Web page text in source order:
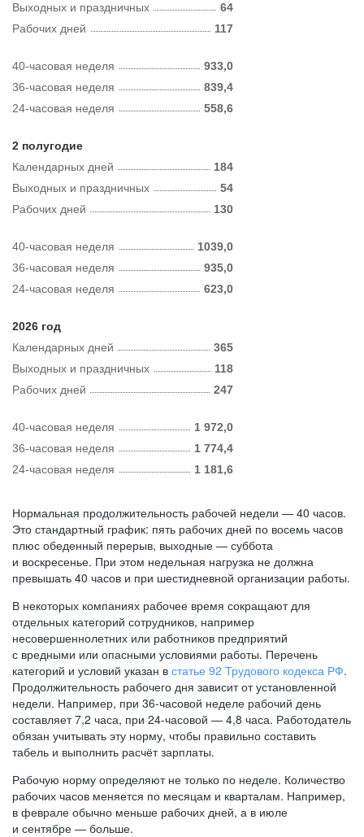
Рабочих дней 117
Выходных и праздничных 64
40-часовая неделя
933,0
36-часовая неделя
839,4
24-часовая неделя
558,6
2 полугодие
Календарных дней
184
Рабочих дней 130
Выходных и праздничных 54
40-часовая неделя
1039,0
36-часовая неделя
935,0
24-часовая неделя
623,0
2026 год
Календарных дней
365
Рабочих дней 247
Выходных и праздничных 118
40-часовая неделя
1 972,0
36-часовая неделя
1 774,4
24-часовая неделя
1 181,6
Нормальная продолжительность рабочей недели — 40 часов.
Это стандартный график: пять рабочих дней по восемь часов
плюс обеденный перерыв, выходные — суббота
и воскресенье. При этом недельная нагрузка не должна
превышать 40 часов и при шестидневной организации работы.
В некоторых компаниях рабочее время сокращают для
отдельных категорий сотрудников, например
несовершеннолетних или работников предприятий
с вредными или опасными условиями работы. Перечень
категорий и условий указан в статье 92 Трудового кодекса РФ.
Продолжительность рабочего дня зависит от установленной
недели. Например, при 36-часовой неделе рабочий день
составляет 7,2 часа, при 24-часовой — 4,8 часа. Работодатель
обязан учитывать эту норму, чтобы правильно составить
табель и выполнить расчёт зарплаты.
Рабочую норму определяют не только по неделе. Количество
рабочих часов меняется по месяцам и кварталам. Например,
в феврале обычно меньше рабочих дней, а в июле
и сентябре — больше.